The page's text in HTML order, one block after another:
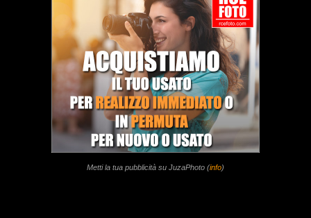
Metti la tua pubblicità su JuzaPhoto (info)